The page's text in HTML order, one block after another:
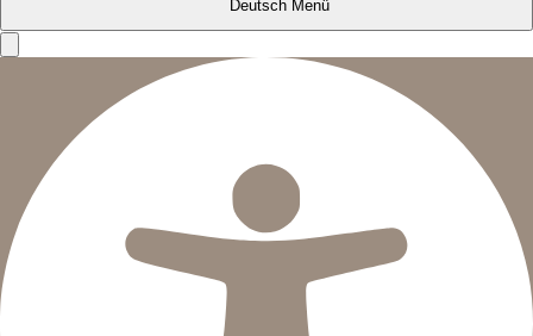
Deutsch